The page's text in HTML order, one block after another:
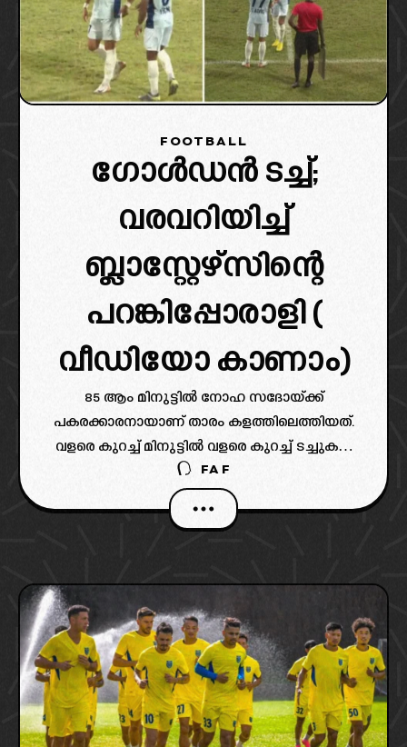
FOOTBALL
ഗോൾഡൻ ടച്ച്;
വരവറിയിച്ച്
ബ്ലാസ്റ്റേഴ്സിന്റെ
പറങ്കിപ്പോരാളി (
വീഡിയോ കാണാം)
85 ആം മിനുട്ടിൽ നോഹ സദോയ്ക്ക്
പകരക്കാരനായാണ് താരം കളത്തിലെത്തിയത്.
വളരെ കുറച്ച് മിനുട്ടിൽ വളരെ കുറച്ച് ടച്ചുകൾ
മാത്രമേ താരത്തിന് ലഭിച്ചുള്ളൂ. എങ്കിലും
നിർണായകമായ ഒരു ഫ്രീ കിക്ക് ഷോട്ടിലൂടെ
താരം തന്റെ വരവറിയിച്ചിട്ടുണ്ട്.
FAF